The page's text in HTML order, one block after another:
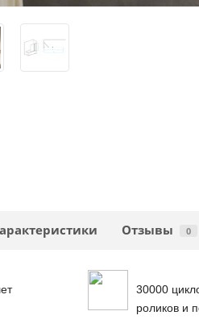
Отзывы 0
30000
роликов и